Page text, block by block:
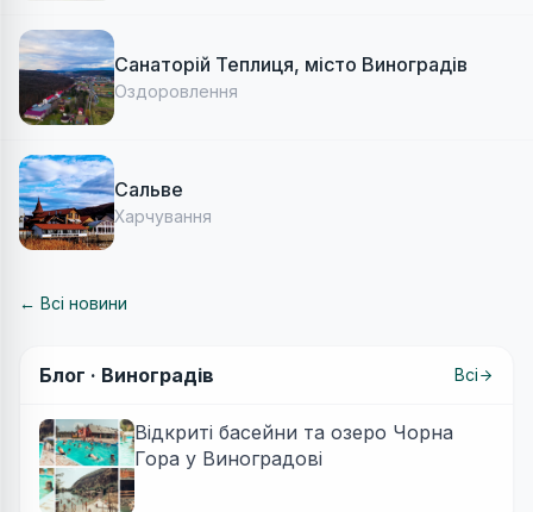
Санаторій Теплиця, місто Виноградів
Оздоровлення
Сальве
Харчування
← Всі новини
Блог · Виноградів Всі
Відкриті басейни та озеро Чорна
Гора у Виноградові